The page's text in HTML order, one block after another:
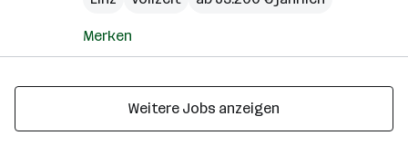
Merken
Weitere Jobs anzeigen